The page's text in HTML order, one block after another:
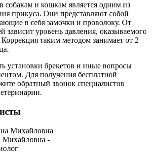
собакам и кошкам является одним из
прикуса. Они представляют собой
в себя замочки и проволоку. От
зависит уровень давления, оказываемого
таким методом занимает от 2
установки брекетов и иные вопросы
Для получения бесплатной
обратный звонок специалистов
Михайловна -